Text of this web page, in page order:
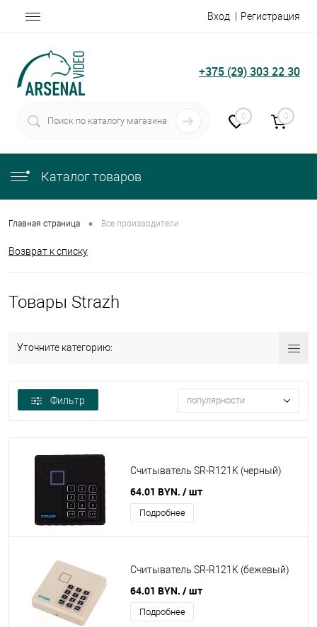
Вход Регистрация
+375 (29) 303 22 30
0 0
Каталог товаров
Главная страница • Все производители
Возврат к списку
Товары Strazh
Уточните категорию:
Фильтр популярности
Считыватель SR-R121K (черный)
64.01 BYN. / шт
Подробнее
Считыватель SR-R121K (бежевый)
64.01 BYN. / шт
Подробнее